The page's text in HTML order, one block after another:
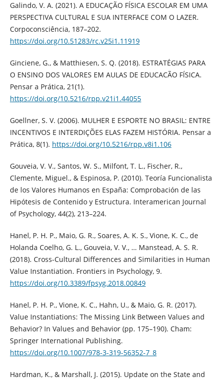
Galindo, V. A. (2021). A EDUCAÇÃO FÍSICA ESCOLAR EM UMA
PERSPECTIVA CULTURAL E SUA INTERFACE COM O LAZER.
Corpoconsciência, 187–202.
https://doi.org/10.51283/rc.v25i1.11919
Ginciene, G., & Matthiesen, S. Q. (2018). ESTRATÉGIAS PARA
O ENSINO DOS VALORES EM AULAS DE EDUCACÃO FÍSICA.
Pensar a Prática, 21(1).
https://doi.org/10.5216/rpp.v21i1.44055
Goellner, S. V. (2006). MULHER E ESPORTE NO BRASIL: ENTRE
INCENTIVOS E INTERDIÇÕES ELAS FAZEM HISTÓRIA. Pensar a
Prática, 8(1). https://doi.org/10.5216/rpp.v8i1.106
Gouveia, V. V., Santos, W. S., Milfont, T. L., Fischer, R.,
Clemente, Miguel., & Espinosa, P. (2010). Teoría Funcionalista
de los Valores Humanos en España: Comprobación de las
Hipótesis de Contenido y Estructura. Interamerican Journal
of Psychology, 44(2), 213–224.
Hanel, P. H. P., Maio, G. R., Soares, A. K. S., Vione, K. C., de
Holanda Coelho, G. L., Gouveia, V. V., … Manstead, A. S. R.
(2018). Cross-Cultural Differences and Similarities in Human
Value Instantiation. Frontiers in Psychology, 9.
https://doi.org/10.3389/fpsyg.2018.00849
Hanel, P. H. P., Vione, K. C., Hahn, U., & Maio, G. R. (2017).
Value Instantiations: The Missing Link Between Values and
Behavior? In Values and Behavior (pp. 175–190). Cham:
Springer International Publishing.
https://doi.org/10.1007/978-3-319-56352-7_8
Hardman, K., & Marshall, J. (2015). Update on the State and